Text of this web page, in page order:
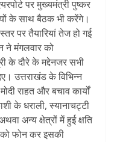
पर मुख्यमंत्री पुष्कर
के साथ बैठक भी करेंगे।
पर तैयारियां तेज हो गई
ने मंगलवार को
के दौरे के मद्देनजर सभी
उत्तराखंड के विभिन्न
राहत और बचाव कार्यों
के धराली, स्यानाचट्टी
अन्य क्षेत्रों में हुई क्षति
को फोन कर इसकी